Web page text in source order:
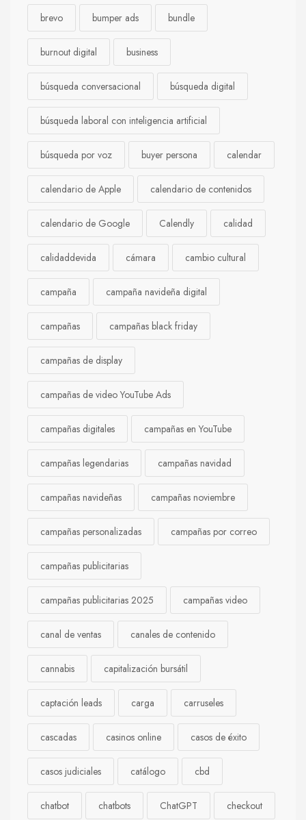
brevo bumper ads bundle
burnout digital business
búsqueda conversacional búsqueda digital
búsqueda laboral con inteligencia artificial
búsqueda por voz buyer persona calendar
calendario de Apple calendario de contenidos
calendario de Google Calendly calidad
calidaddevida cámara cambio cultural
campaña campaña navideña digital
campañas campañas black friday
campañas de display
campañas de video YouTube Ads
campañas digitales campañas en YouTube
campañas legendarias campañas navidad
campañas navideñas campañas noviembre
campañas personalizadas campañas por correo
campañas publicitarias
campañas publicitarias 2025 campañas video
canal de ventas canales de contenido
cannabis capitalización bursátil
captación leads carga carruseles
cascadas casinos online casos de éxito
casos judiciales catálogo cbd
chatbot chatbots ChatGPT checkout